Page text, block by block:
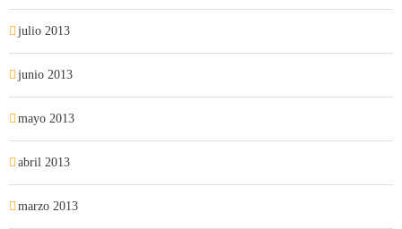
julio 2013
junio 2013
mayo 2013
abril 2013
marzo 2013